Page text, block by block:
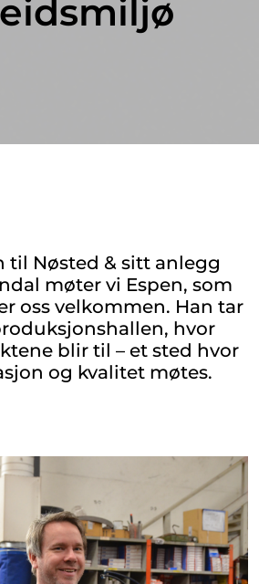
til Nøsted & sitt anlegg
møter vi Espen, som
oss velkommen. Han tar
hvor
blir til – et sted hvor
og kvalitet møtes.